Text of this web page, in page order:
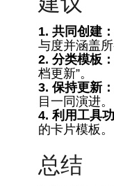
1. 共同创建：
与度并涵盖
2. 分类模板：
档更新”。
3. 保持更新：
目一同演进。
4. 利用工具
的卡片模板。
总结